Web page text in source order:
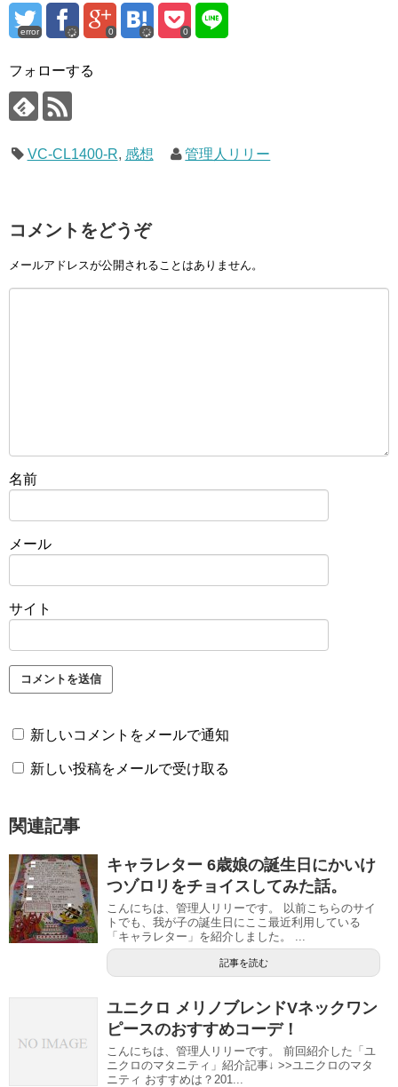
error 0 0
フォローする
VC-CL1400-R, 感想 管理人リリー
コメントをどうぞ
メールアドレスが公開されることはありません。
名前
メール
サイト
新しいコメントをメールで通知
新しい投稿をメールで受け取る
関連記事
キャラレター 6歳娘の誕生日にかいけ
つゾロリをチョイスしてみた話。
こんにちは、管理人リリーです。 以前こちらのサイ
トでも、我が子の誕生日にここ最近利用している
「キャラレター」を紹介しました。 ...
記事を読む
ユニクロ メリノブレンドVネックワン
ピースのおすすめコーデ！
こんにちは、管理人リリーです。 前回紹介した「ユ
ニクロのマタニティ」紹介記事↓ >>ユニクロのマタ
ニティ おすすめは？201...